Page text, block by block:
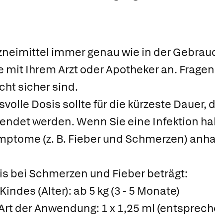
immer genau wie in der
Ihrem Arzt oder Apotheker an.
sicher sind.
Dosis sollte für die kürzeste Dauer,
werden. Wenn Sie eine Infektion
(z. B. Fieber und Schmerzen)
bei Schmerzen und Fieber beträgt:
(Alter): ab 5 kg (3 - 5 Monate)
der Anwendung: 1 x 1,25 ml